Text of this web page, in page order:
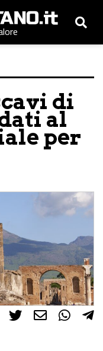
di
al
per